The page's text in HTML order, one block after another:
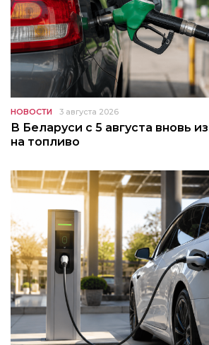
НОВОСТИ 3 августа 2026
В Беларуси с 5 августа вновь
на топливо